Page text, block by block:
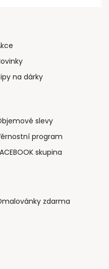
na dárky
slevy
program
skupina
zdarma